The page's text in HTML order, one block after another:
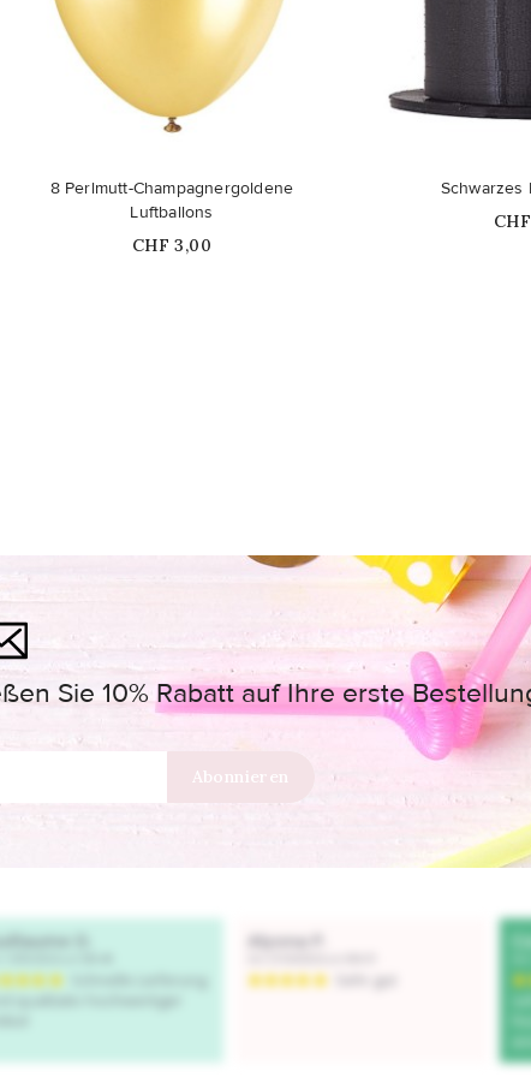
8 Perlmutt-Champagnergoldene
Luftballons
Price
CHF 3,00
Schwarzes
Sie 10% Rabatt auf Ihre erste